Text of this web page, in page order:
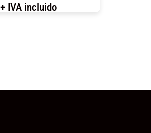
+ IVA incluido